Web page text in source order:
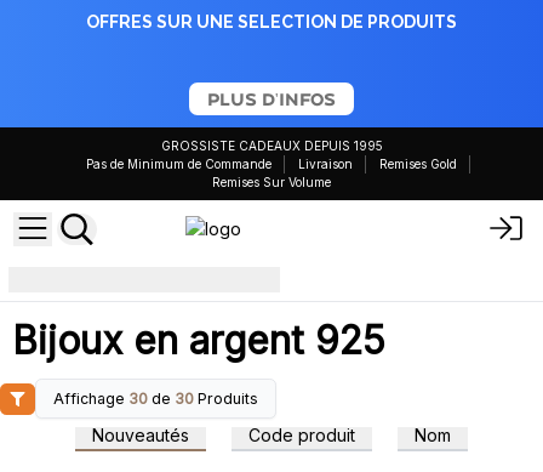
OFFRES SUR UNE SELECTION DE PRODUITS
PLUS D'INFOS
GROSSISTE CADEAUX DEPUIS 1995
Pas de Minimum de Commande
Livraison
Remises Gold
Remises Sur Volume
Bijoux en argent 925
Affichage 30 de 30 Produits
Nouveautés Code produit Nom
Connectez-vous ou
inscrivez-vous pour
accéder aux prix de gros
inscrivez-vous pour
accéder aux prix de gros